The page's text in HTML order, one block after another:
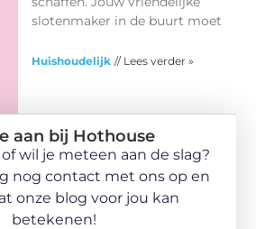
slotenmaker in de buurt moet
Huishoudelijk // Lees verder »
aan bij Hothouse
wil je meteen aan de slag?
nog contact met ons op en
onze blog voor jou kan
betekenen!